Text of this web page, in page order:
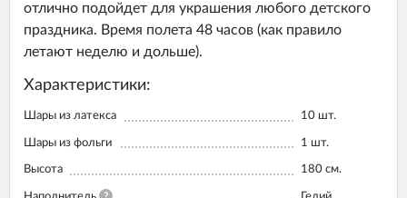
отлично подойдет для украшения любого детского
праздника. Время полета 48 часов (как правило
летают неделю и дольше).
Характеристики:
Шары из латекса 10 шт.
Шары из фольги 1 шт.
Высота 180 см.
?